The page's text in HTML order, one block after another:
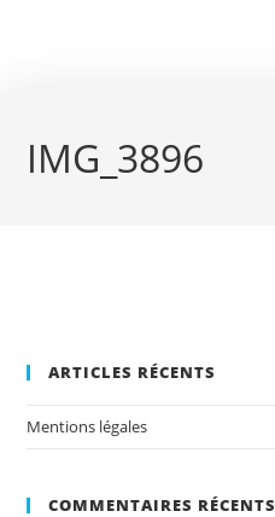
IMG_3896
ARTICLES RÉCENTS
Mentions légales
COMMENTAIRES RÉCENTS